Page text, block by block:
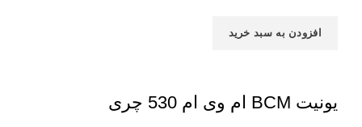
افزودن به سبد خرید
یونیت BCM ام وی ام 530 چری